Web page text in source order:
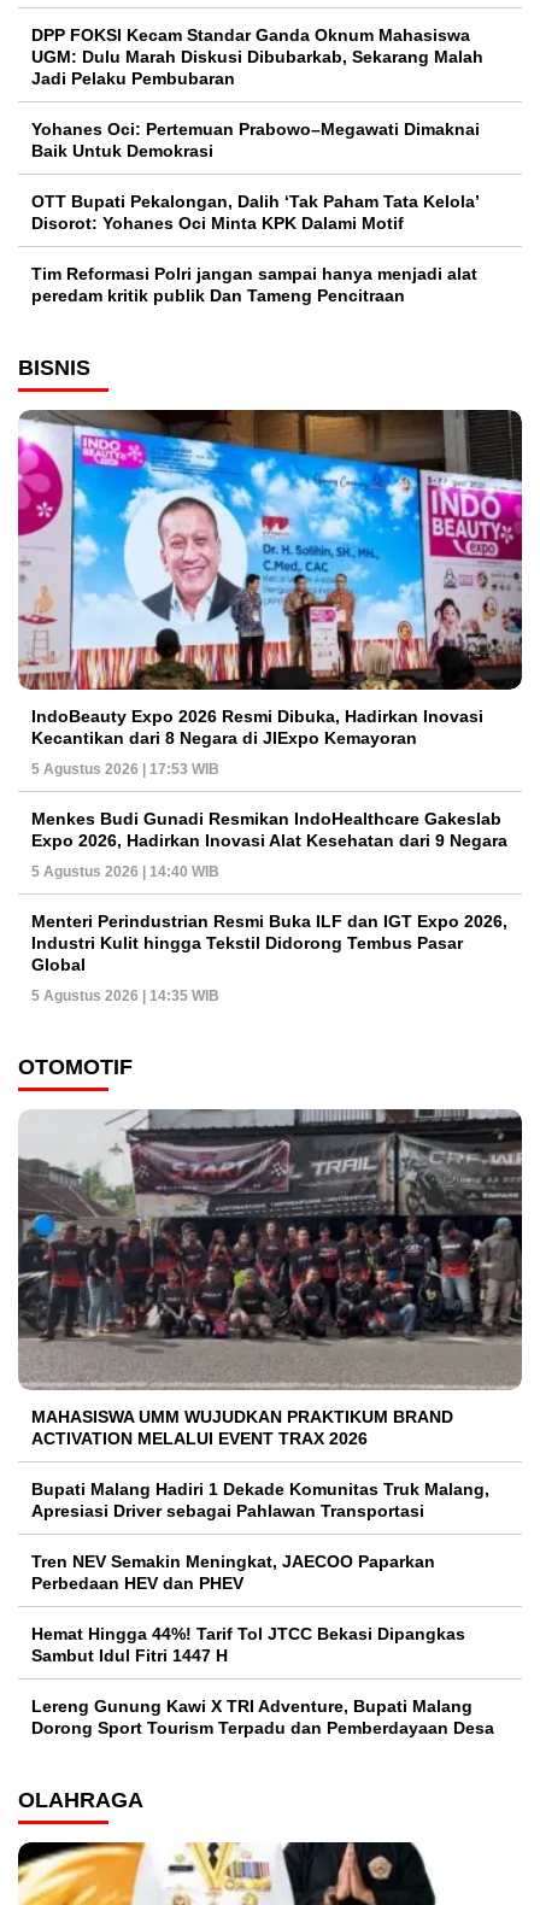
DPP FOKSI Kecam Standar Ganda Oknum Mahasiswa
UGM: Dulu Marah Diskusi Dibubarkab, Sekarang Malah
Jadi Pelaku Pembubaran
Yohanes Oci: Pertemuan Prabowo–Megawati Dimaknai
Baik Untuk Demokrasi
OTT Bupati Pekalongan, Dalih ‘Tak Paham Tata Kelola’
Disorot: Yohanes Oci Minta KPK Dalami Motif
Tim Reformasi Polri jangan sampai hanya menjadi alat
peredam kritik publik Dan Tameng Pencitraan
BISNIS
IndoBeauty Expo 2026 Resmi Dibuka, Hadirkan Inovasi
Kecantikan dari 8 Negara di JIExpo Kemayoran
5 Agustus 2026 | 17:53 WIB
Menkes Budi Gunadi Resmikan IndoHealthcare Gakeslab
Expo 2026, Hadirkan Inovasi Alat Kesehatan dari 9 Negara
5 Agustus 2026 | 14:40 WIB
Menteri Perindustrian Resmi Buka ILF dan IGT Expo 2026,
Industri Kulit hingga Tekstil Didorong Tembus Pasar
Global
5 Agustus 2026 | 14:35 WIB
OTOMOTIF
MAHASISWA UMM WUJUDKAN PRAKTIKUM BRAND
ACTIVATION MELALUI EVENT TRAX 2026
Bupati Malang Hadiri 1 Dekade Komunitas Truk Malang,
Apresiasi Driver sebagai Pahlawan Transportasi
Tren NEV Semakin Meningkat, JAECOO Paparkan
Perbedaan HEV dan PHEV
Hemat Hingga 44%! Tarif Tol JTCC Bekasi Dipangkas
Sambut Idul Fitri 1447 H
Lereng Gunung Kawi X TRI Adventure, Bupati Malang
Dorong Sport Tourism Terpadu dan Pemberdayaan Desa
OLAHRAGA